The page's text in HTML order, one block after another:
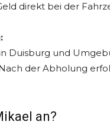
direkt bei der
und
der Abholung
an?